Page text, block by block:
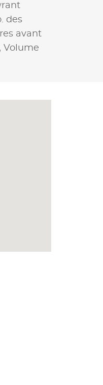
des
avant
Volume